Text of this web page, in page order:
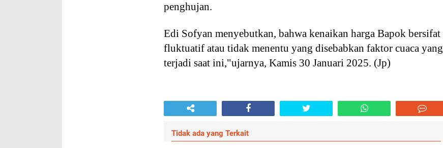
penghujan.
Edi Sofyan menyebutkan, bahwa kenaikan harga Bapok bersifat
fluktuatif atau tidak menentu yang disebabkan faktor cuaca yang
terjadi saat ini,"ujarnya, Kamis 30 Januari 2025. (Jp)
Tidak ada yang Terkait